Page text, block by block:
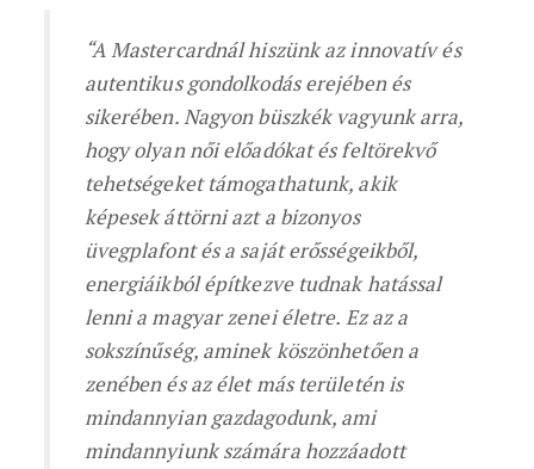
“A Mastercardnál hiszünk az innovatív és
autentikus gondolkodás erejében és
sikerében. Nagyon büszkék vagyunk arra,
hogy olyan női előadókat és feltörekvő
tehetségeket támogathatunk, akik
képesek áttörni azt a bizonyos
üvegplafont és a saját erősségeikből,
energiáikból építkezve tudnak hatással
lenni a magyar zenei életre. Ez az a
sokszínűség, aminek köszönhetően a
zenében és az élet más területén is
mindannyian gazdagodunk, ami
mindannyiunk számára hozzáadott